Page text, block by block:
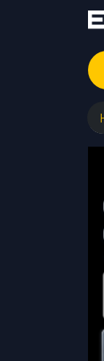
Event Eksklusif!